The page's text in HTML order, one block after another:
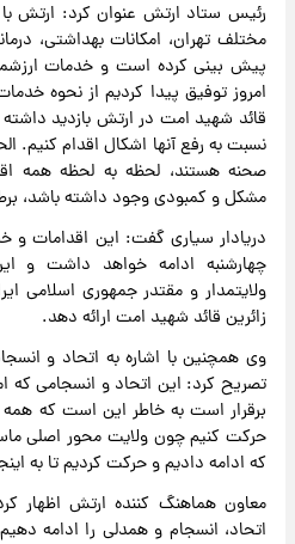
رئیس ستاد ارتش عنوان کرد: ارتش با
مختلف تهران، امکانات بهداشتی،
پیش بینی کرده است و خدمات
امروز توفیق پیدا کردیم از نحوه
قائد شهید امت در ارتش بازدید
نسبت به رفع آنها اشکال اقدام کنیم.
صحنه هستند، لحظه به لحظه همه
مشکل و کمبودی وجود داشته باشد،
دریادار سیاری گفت: این اقدامات و
چهارشنبه ادامه خواهد داشت و
ولایتمدار و مقتدر جمهوری اسلامی
زائرین قائد شهید امت ارائه دهد.
وی همچنین با اشاره به اتحاد و
تصریح کرد: این اتحاد و انسجامی که
برقرار است به خاطر این است که
حرکت کنیم چون ولایت محور اصلی
که ادامه دادیم و حرکت کردیم تا به
معاون هماهنگ کننده ارتش اظهار
اتحاد، انسجام و همدلی را ادامه